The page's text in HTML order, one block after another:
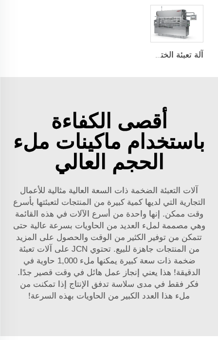
آلة تعبئة الختم على الألواح
أقصى الكفاءة
باستخدام ماكينات ملء
الحجم العالي
آلات التعبئة الضخمة ذات السعة العالية مثالية للأعمال
التجارية التي لديها كمية كبيرة من المنتجات لتعبئتها بأسرع
وقت ممكن. إنها واحدة من أسرع الآلات في هذه القائمة
وهي مصممة لملء العديد من الحاويات بسرعة عالية حتى
تتمكن من توفير الكثير من الوقت والحصول على المزيد
من المنتجات جاهزة للبيع. تحتوي JCN على آلات تعبئة
ضخمة ذات سعة كبيرة يمكنها ملء 1,000 حاوية في
الدقيقة! هذا يعني إنجاز عمل هائل في وقت قصير جدًا.
فكر فقط في مدى سلاسة تدفق الإنتاج إذا تمكنت من
ملء هذا العدد الكبير من الحاويات بهذه السرعة!